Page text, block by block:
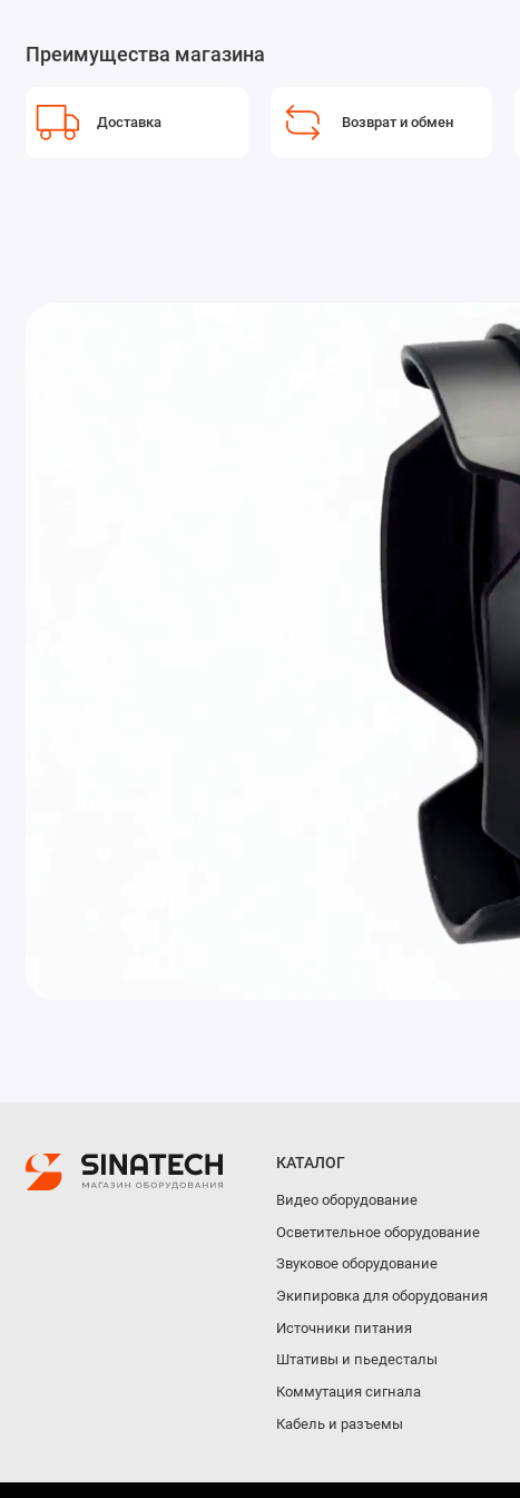
Преимущества магазина
Доставка Возврат и обмен
КАТАЛОГ
Видео оборудование
Осветительное оборудование
Звуковое оборудование
Экипировка для оборудования
Источники питания
Штативы и пьедесталы
Коммутация сигнала
Кабель и разъемы